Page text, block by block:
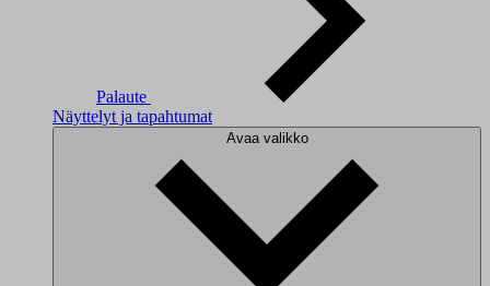
Palaute
Näyttelyt ja tapahtumat
Avaa valikko